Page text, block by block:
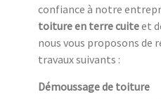
confiance à notre
toiture en terre cuiteet
nous vous proposons de
travaux suivants :
Démoussage de toiture